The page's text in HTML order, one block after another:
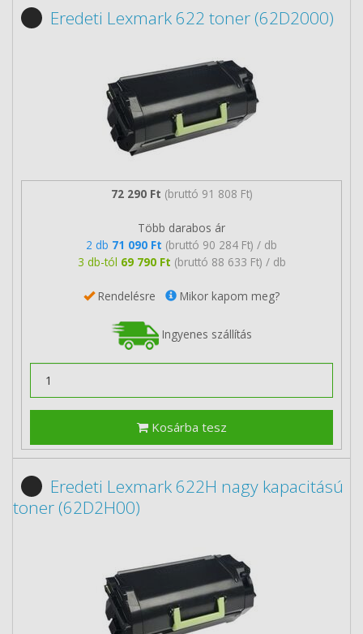
Eredeti Lexmark 622 toner (62D2000)
72 290 Ft (bruttó 91 808 Ft)
Több darabos ár
2 db 71 090 Ft (bruttó 90 284 Ft) / db
3 db-tól 69 790 Ft (bruttó 88 633 Ft) / db
Rendelésre Mikor kapom meg?
Ingyenes szállítás
Kosárba tesz
Eredeti Lexmark 622H nagy kapacitású
toner (62D2H00)